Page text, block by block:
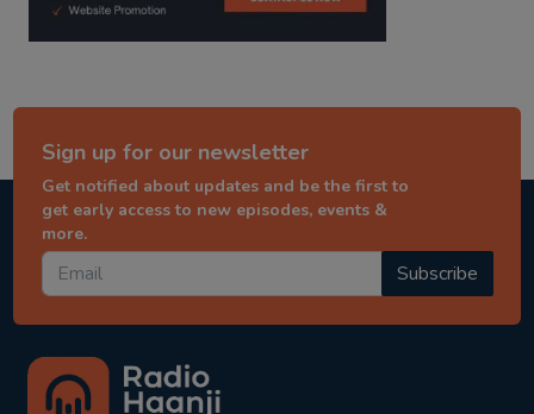
Sign up for our newsletter
Get notified about updates and be the first to
get early access to new episodes, events &
more.
Subscribe